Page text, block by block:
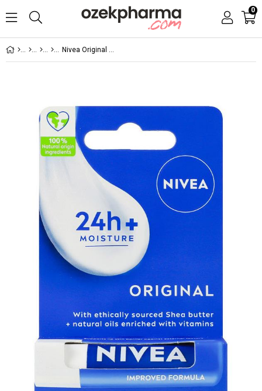
0
Nivea Original Dudak Bakım Kremi 4,8 gr